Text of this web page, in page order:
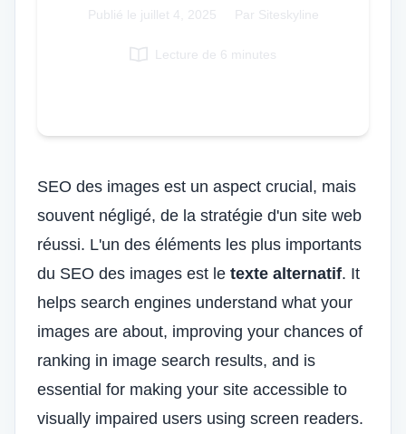
Polish
Publié le juillet 4, 2025 Par Siteskyline
Lecture de 6 minutes
SEO des images est un aspect crucial, mais
souvent négligé, de la stratégie d'un site web
réussi. L'un des éléments les plus importants
du SEO des images est le texte alternatif. It
helps search engines understand what your
images are about, improving your chances of
ranking in image search results, and is
essential for making your site accessible to
visually impaired users using screen readers.